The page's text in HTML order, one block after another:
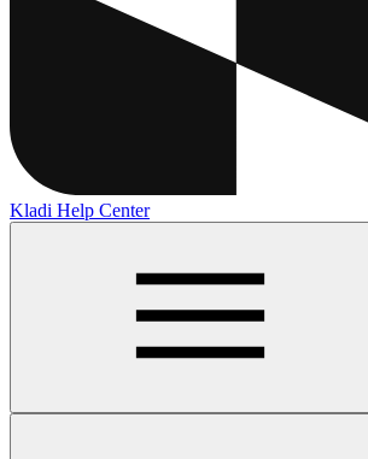
Kladi Help Center